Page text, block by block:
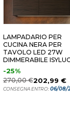
LAMPADARIO PER
CUCINA NERA PER
TAVOLO LED 27W
DIMMERABILE
ZENAL 4000K
-25%
270,00 €202,99 €
CONSEGNA ENTRO:06/08/